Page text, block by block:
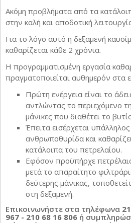
Ακόμη προβλήματα από τα
στην καλή και αποδοτική
Για το λόγο αυτό η δεξαμενή
καθαρίζεται κάθε 2 χρόνια.
Η προγραμματισμένη εργασία
πραγματοποιείται αυθημερόν στα
Πρώτη ενέργεια είναι το
αντλώντας το περιεχόμενο
μάνικες που διαθέτει το
Έπειτα εισέρχεται
ανθρωποθυρίδα και
κατάλοιπα του πετρελαίου.
Εφόσον προϋπήρχε
μετά το απαραίτητο
δεύτερης μάνικας,
στη δεξαμενή.
Επικοινωνήστε στα τηλέφωνα
967 - 210 68 16 806 ή